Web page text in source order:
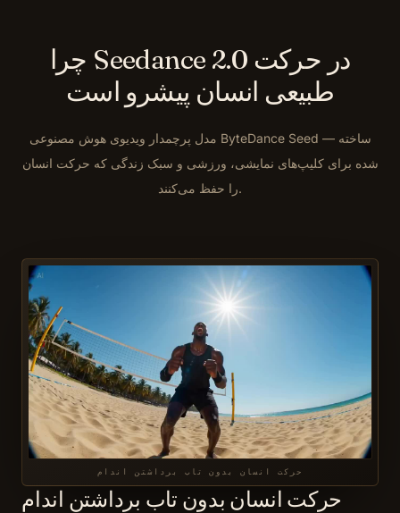
چرا Seedance 2.0 در حرکت
طبیعی انسان پیشرو است
مدل پرچمدار ویدیوی هوش مصنوعی ByteDance Seed — ساخته
شده برای کلیپ‌های نمایشی، ورزشی و سبک زندگی که حرکت انسان
را حفظ می‌کنند.
حرکت انسان بدون تاب برداشتن اندام
حرکت انسان بدون تاب برداشتن اندام